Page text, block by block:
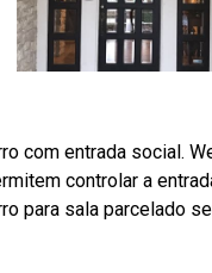
com entrada social.
controlar a
para sala parcelado